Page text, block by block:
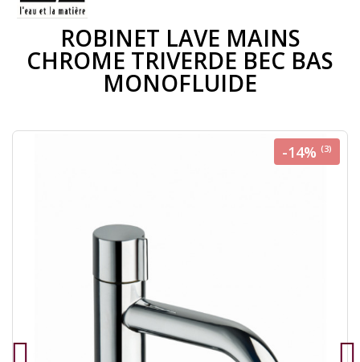
ROBINET LAVE MAINS
CHROME TRIVERDE BEC BAS
MONOFLUIDE
-14% (3)